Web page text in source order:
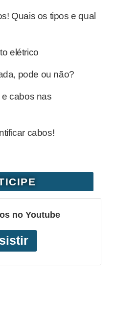
Quais os tipos e qual
elétrico
pode ou não?
cabos nas
cabos!
no Youtube